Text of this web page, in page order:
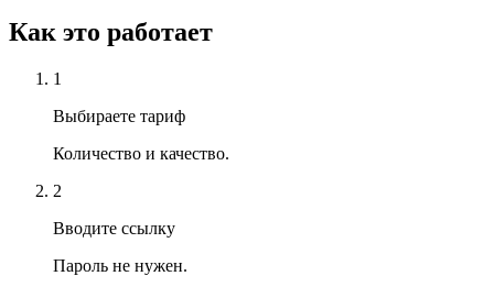
Как это работает
1
Выбираете тариф
Количество и качество.
2
Вводите ссылку
Пароль не нужен.